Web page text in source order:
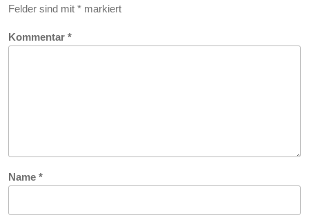
Felder sind mit * markiert
Kommentar *
Name *